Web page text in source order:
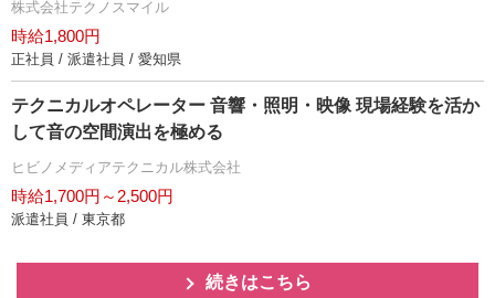
株式会社テクノスマイル
時給1,800円
正社員 / 派遣社員 / 愛知県
テクニカルオペレーター 音響・照明・映像 現場経験を活か
して音の空間演出を極める
ヒビノメディアテクニカル株式会社
時給1,700円～2,500円
派遣社員 / 東京都
続きはこちら